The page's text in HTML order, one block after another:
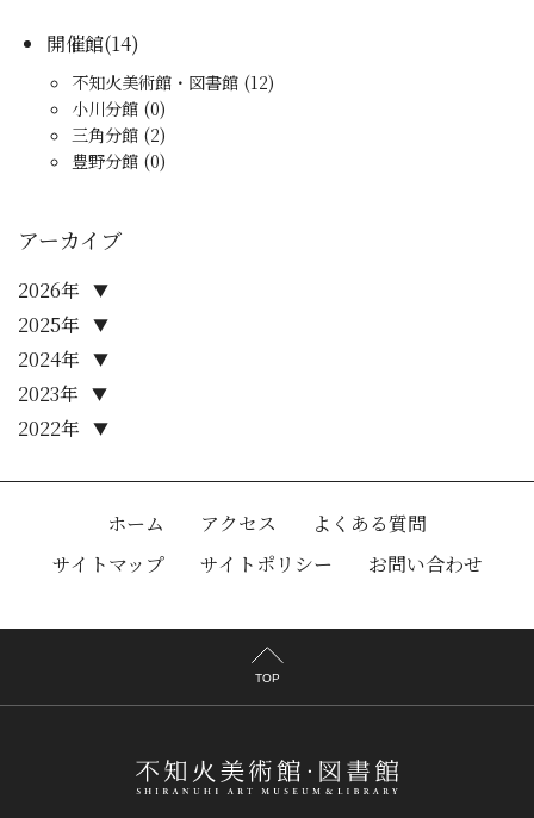
開催館(14)
不知火美術館・図書館 (12)
小川分館 (0)
三角分館 (2)
豊野分館 (0)
アーカイブ
2022年 ▼
2023年 ▼
2024年 ▼
2025年 ▼
2026年 ▼
ホーム アクセス
よくある質問
サイトマップ
サイトポリシー お問い合わせ
TOP